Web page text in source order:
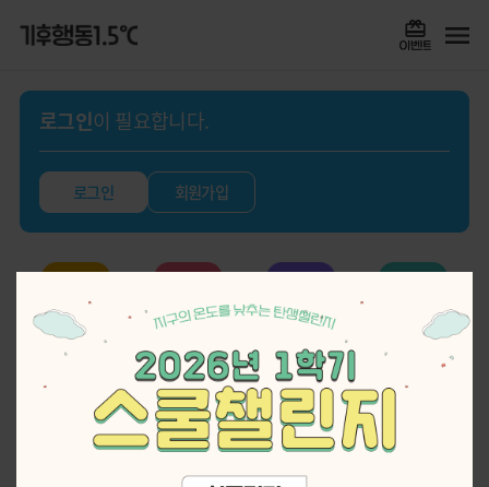
로그인이 필요합니다.
로그인 회원가입
스쿨챌린지 실천기록 퀴즈